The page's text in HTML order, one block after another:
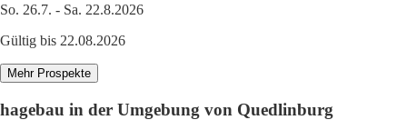
So. 26.7. - Sa. 22.8.2026
Gültig bis 22.08.2026
Mehr Prospekte
hagebau in der Umgebung von Quedlinburg